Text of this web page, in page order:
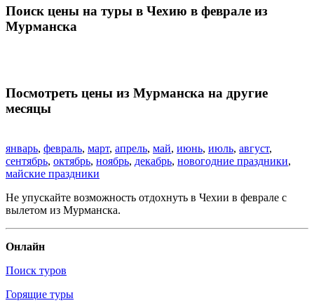
Поиск цены на туры в Чехию в феврале из
Мурманска
Посмотреть цены из Мурманска на другие
месяцы
январь, февраль, март, апрель, май, июнь, июль, август,
сентябрь, октябрь, ноябрь, декабрь, новогодние праздники,
майские праздники
Не упускайте возможность отдохнуть в Чехии в феврале с
вылетом из Мурманска.
Онлайн
Поиск туров
Горящие туры